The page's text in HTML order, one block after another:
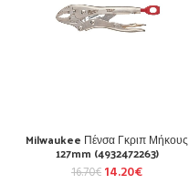
Milwaukee Πένσα Γκριπ Μήκους
127mm (4932472263)
16.70€ 14.20€